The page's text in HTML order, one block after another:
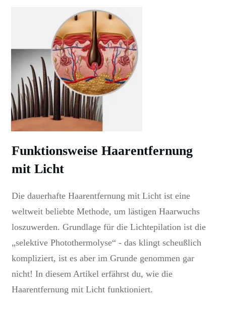
Funktionsweise Haarentfernung
mit Licht
Die dauerhafte Haarentfernung mit Licht ist eine
weltweit beliebte Methode, um lästigen Haarwuchs
loszuwerden. Grundlage für die Lichtepilation ist die
„selektive Photothermolyse“ - das klingt scheußlich
kompliziert, ist es aber im Grunde genommen gar
nicht! In diesem Artikel erfährst du, wie die
Haarentfernung mit Licht funktioniert.